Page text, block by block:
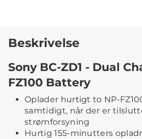
Beskrivelse
Sony BC-ZD1 - Dual
FZ100 Battery
Oplader hurtigt to NP-
samtidigt, når der er
strømforsyning
Hurtig 155-minutters